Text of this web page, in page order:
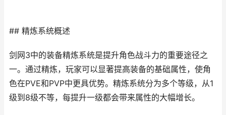
## 精炼系统概述
剑网3中的装备精炼系统是提升角色战斗力的重要途径之
一。通过精炼，玩家可以显著提高装备的基础属性，使角
色在PVE和PVP中更具优势。精炼系统分为多个等级，从1
级到8级不等，每提升一级都会带来属性的大幅增长。